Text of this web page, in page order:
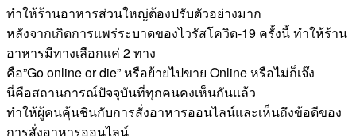
ทำให้ร้านอาหารส่วนใหญ่ต้องปรับตัวอย่างมาก
หลังจากเกิดการแพร่ระบาดของไวรัสโควิด-19 ครั้งนี้ ทำให้ร้าน
อาหารมีทางเลือกแค่ 2 ทาง
คือ”Go online or die” หรือย้ายไปขาย Online หรือไม่ก็เจ๊ง
นี่คือสถานการณ์ปัจจุบันที่ทุกคนคงเห็นกันแล้ว
ทำให้ผู้คนคุ้นชินกับการสั่งอาหารออนไลน์และเห็นถึงข้อดีของ
การสั่งอาหารออนไลน์